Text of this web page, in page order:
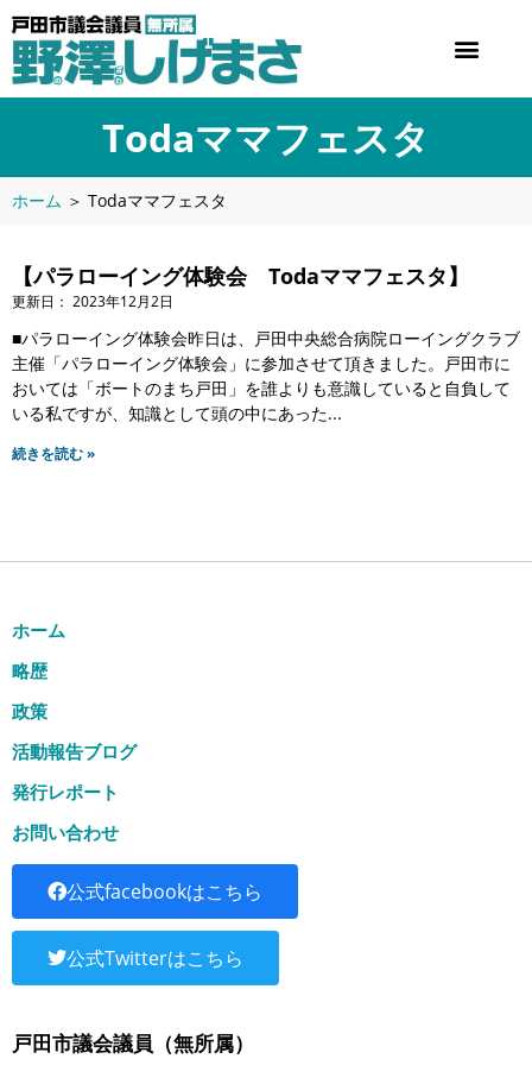
Todaママフェスタ
ホーム ＞ Todaママフェスタ
【パラローイング体験会 Todaママフェスタ】
2023年12月2日
■パラローイング体験会昨日は、戸田中央総合病院ローイングクラブ
主催「パラローイング体験会」に参加させて頂きました。戸田市に
おいては「ボートのまち戸田」を誰よりも意識していると自負して
いる私ですが、知識として頭の中にあった
続きを読む »
ホーム
略歴
政策
活動報告ブログ
発行レポート
お問い合わせ
公式facebookはこちら
公式Twitterはこちら
戸田市議会議員（無所属）